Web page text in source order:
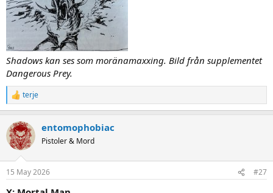
Shadows kan ses som moränamaxxing. Bild från supplementet
Dangerous Prey.
R
e
c
t
i
s
terje
entomophobiac
Pistoler & Mord
15 May 2026 #27